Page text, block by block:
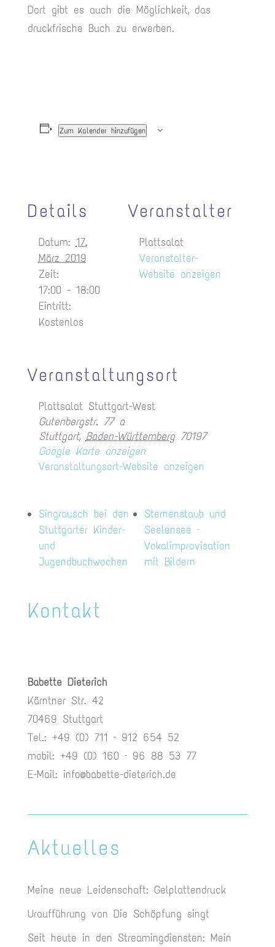
Dort gibt es auch die Möglichkeit, das
druckfrische Buch zu erwerben.
Zum Kalender hinzufügen
Details
Datum: 17.
März 2019
Zeit:
17:00 - 18:00
Eintritt:
Kostenlos
Veranstaltungsort
Plattsalat Stuttgart-West
Gutenbergstr. 77 a
Stuttgart, Baden-Württemberg 70197
Google Karte anzeigen
Veranstaltungsort-Website anzeigen
Veranstalter
Plattsalat
Veranstalter-
Website anzeigen
Singrausch bei den
Stuttgarter Kinder-
und
Jugendbuchwochen
Sternenstaub und
Seelensee –
Vokalimprovisation
mit Bildern
Kontakt
Babette Dieterich
Kärntner Str. 42
70469 Stuttgart
Tel.: +49 (0) 711 – 912 654 52
mobil: +49 (0) 160 – 96 88 53 77
E-Mail: info@babette-dieterich.de
Aktuelles
Meine neue Leidenschaft: Gelplattendruck
Uraufführung von Die Schöpfung singt
Seit heute in den Streamingdiensten: Mein